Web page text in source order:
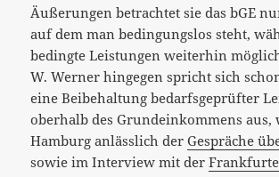
Äußerungen betrachtet sie das bGE
auf dem man bedingungslos steht,
bedingte Leistungen weiterhin
W. Werner hingegen spricht sich
eine Beibehaltung bedarfsgeprüfter
oberhalb des Grundeinkommens aus,
Hamburg anlässlich derGespräche
sowie im Interview mit der